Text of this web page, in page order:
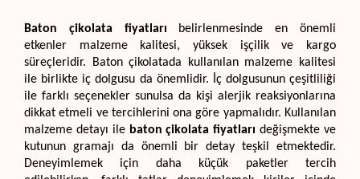
Baton çikolata fiyatları belirlenmesinde en önemli
etkenler malzeme kalitesi, yüksek işçilik ve kargo
süreçleridir. Baton çikolatada kullanılan malzeme kalitesi
ile birlikte iç dolgusu da önemlidir. İç dolgusunun çeşitliliği
ile farklı seçenekler sunulsa da kişi alerjik reaksiyonlarına
dikkat etmeli ve tercihlerini ona göre yapmalıdır. Kullanılan
malzeme detayı ile baton çikolata fiyatları değişmekte ve
kutunun gramajı da önemli bir detay teşkil etmektedir.
Deneyimlemek için daha küçük paketler tercih